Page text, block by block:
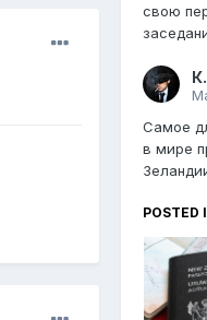
свою
Самое
в мире
POSTED